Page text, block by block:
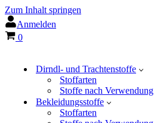
Zum Inhalt springen
Anmelden
Warenkorb
0
Dirndl- und Trachtenstoffe
Stoffarten
Stoffe nach Verwendung
Bekleidungsstoffe
Stoffarten